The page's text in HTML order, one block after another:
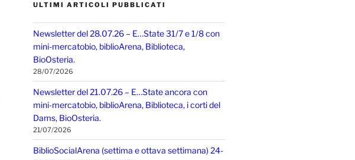
ULTIMI ARTICOLI PUBBLICATI
Newsletter del 28.07.26 – E…State 31/7 e 1/8 con
mini-mercatobio, biblioArena, Biblioteca,
BioOsteria.
28/07/2026
Newsletter del 21.07.26 – E…State ancora con
mini-mercatobio, biblioArena, Biblioteca, i corti del
Dams, BioOsteria.
21/07/2026
BiblioSocialArena (settima e ottava settimana) 24-